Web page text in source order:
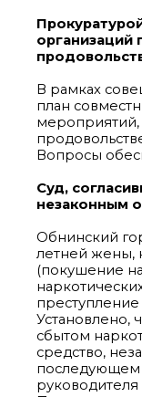
В рамках
план
мероприятий,
Вопросы
Суд,
незаконным
Обнинский
летней жены,
(покушение
Установлено,
сбытом
средство,
последующем